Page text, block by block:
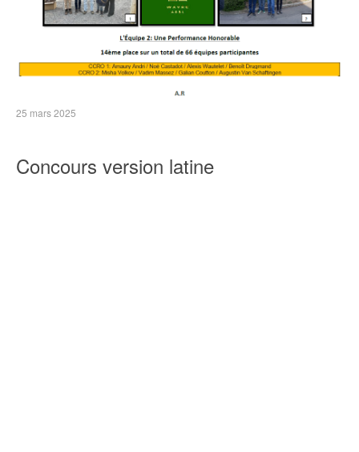
25 mars 2025
Concours version latine